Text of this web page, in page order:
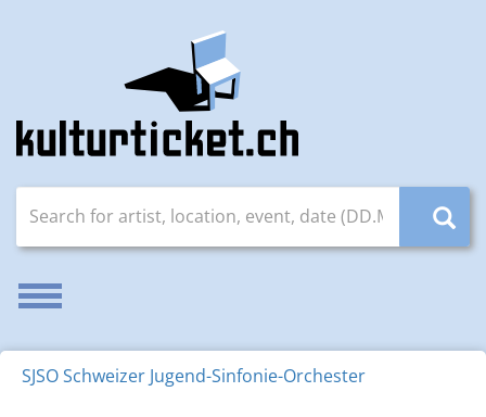
Enable/disable navigation
SJSO Schweizer Jugend-Sinfonie-Orchester